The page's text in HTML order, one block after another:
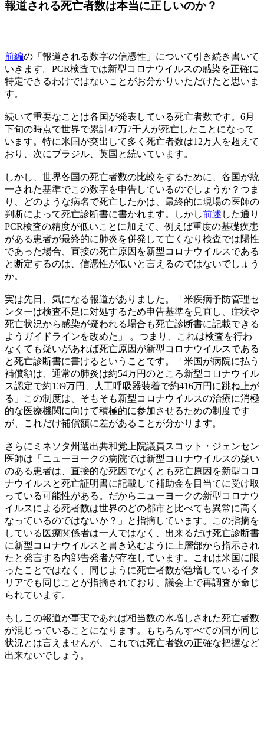
報道される死亡者数は本当に正しいのか？
前編の「報道される数字の信憑性」について引き続き書いて
いきます。PCR検査では新型コロナウイルスの感染を正確に
特定できるわけではないことがお分かりいただけたと思いま
す。
続いて重要なことは各国が発表している死亡者数です。6月
下旬の時点で世界で累計47万7千人が死亡したことになって
います。特に米国が突出して多く死亡者数は12万人を超えて
おり、次にブラジル、英国と続いています。
しかし、世界各国の死亡者数の比較をするために、各国が統
一された基準でこの数字を申告しているのでしょうか？つま
り、どのような病名で死亡したかは、最終的に現場の医師の
判断によって死亡診断書に書かれます。しかし前述 した通り
PCR検査の精度が低いことに加えて、例えば重度の基礎疾患
がある患者が最終的に肺炎を併発して亡くなり検査では陽性
であった場合、直接の死亡原因を新型コロナウイルスである
と断定するのは、信憑性が低いと言えるのではないでしょう
か。
実は先日、気になる報道がありました。「米疾病予防管理セ
ンターは検査不足に対処するため申告基準を見直し、症状や
死亡状況から感染が疑われる場合も死亡診断書に記載できる
ようガイドラインを改めた」 。つまり、これは検査を行わ
なくても疑いがあれば死亡原因が新型コロナウイルスである
と死亡診断書に書けるということです。「米国が病院に払う
補償額は、通常の肺炎は約54万円のところ新型コロナウイル
ス認定で約139万円、人工呼吸器装着で約416万円に跳ね上が
る」この制度は、そもそも新型コロナウイルスの治療に消極
的な医療機関に向けて積極的に参加させるための制度です
が、これだけ補償額に差があることが分かります。
さらにミネソタ州選出共和党上院議員スコット・ジェンセン
医師は「ニューヨークの病院では新型コロナウイルスの疑い
のある患者は、直接的な死因でなくとも死亡原因を新型コロ
ナウイルスと死亡証明書に記載して補助金を目当てに受け取
っている可能性がある。だからニューヨークの新型コロナウ
イルスによる死者数は世界のどの都市と比べても異常に高く
なっているのではないか？」と指摘しています。この指摘を
している医療関係者は一人ではなく、出来るだけ死亡診断書
に新型コロナウイルスと書き込むように上層部から指示され
たと発言する内部告発者が存在しています。これは米国に限
ったことではなく、同じように死亡者数が急増しているイタ
リアでも同じことが指摘されており、議会上で再調査が命じ
られています。
もしこの報道が事実であれば相当数の水増しされた死亡者数
が混じっていることになります。もちろんすべての国が同じ
状況とは言えませんが、これでは死亡者数の正確な把握など
出来ないでしょう。